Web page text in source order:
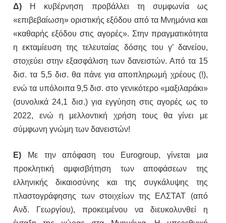
Δ) Η κυβέρνηση προβάλλει τη συμφωνία ως
«επιβεβαίωση» οριστικής εξόδου από τα Μνημόνια και
«καθαρής εξόδου στις αγορές». Στην πραγματικότητα
η εκταμίευση της τελευταίας δόσης του γ’ δανείου,
στοχεύει στην εξασφάλιση των δανειστών. Από τα 15
δισ. τα 5,5 δισ. θα πάνε για αποπληρωμή χρέους (!),
ενώ τα υπόλοιπα 9,5 δισ. στο γενικότερο «μαξιλαράκι»
(συνολικά 24,1 δισ.) για εγγύηση στις αγορές ως το
2022, ενώ η μελλοντική χρήση τους θα γίνει με
σύμφωνη γνώμη των δανειστών!
Ε) Με την απόφαση του Eurogroup, γίνεται μια
προκλητική αμφισβήτηση των αποφάσεων της
ελληνικής δικαιοσύνης και της συγκάλυψης της
πλαστογράφησης των στοιχείων της ΕΛΣΤΑΤ (από
Ανδ. Γεωργίου), προκειμένου να διευκολυνθεί η